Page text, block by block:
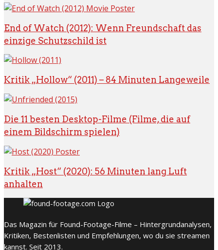
End of Watch (2012): Wenn Freundschaft das
einzige Schutzschild ist
Kritik „Hollow“ (2011) – 84 Minuten Langeweile
Die 11 besten Desktop-Filme (Filme, die auf
einem Bildschirm spielen)
Kritik „Host“ (2020): 56 Minuten lang Luft
anhalten
Das Magazin für Found-Footage-Filme – Hintergrundanalysen,
Kritiken, Bestenlisten und Empfehlungen, wo du sie streamen
kannst. Seit 2013.